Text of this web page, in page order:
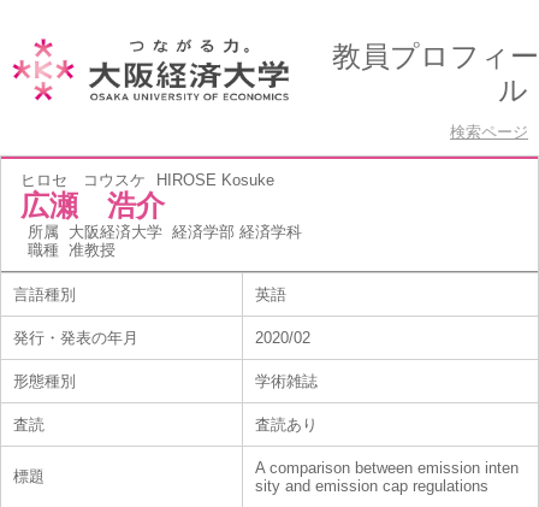
教員プロフィー
ル
検索ページ
ヒロセ コウスケ HIROSE Kosuke
広瀬 浩介
所属 大阪経済大学 経済学部 経済学科
職種 准教授
言語種別 英語
発行・発表の年月 2020/02
形態種別 学術雑誌
査読 査読あり
標題
A comparison between emission inten
sity and emission cap regulations